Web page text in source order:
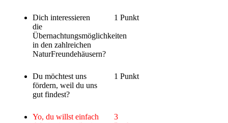
Dich interessieren
die
Übernachtungsmöglichkeiten
in den zahlreichen
NaturFreundehäusern?
1 Punkt
Du möchtest uns
fördern, weil du uns
gut findest?
1 Punkt
Yo, du willst einfach
3